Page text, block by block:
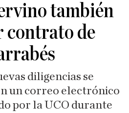
también
contrato de
diligencias se
un correo electrónico
por la UCO durante